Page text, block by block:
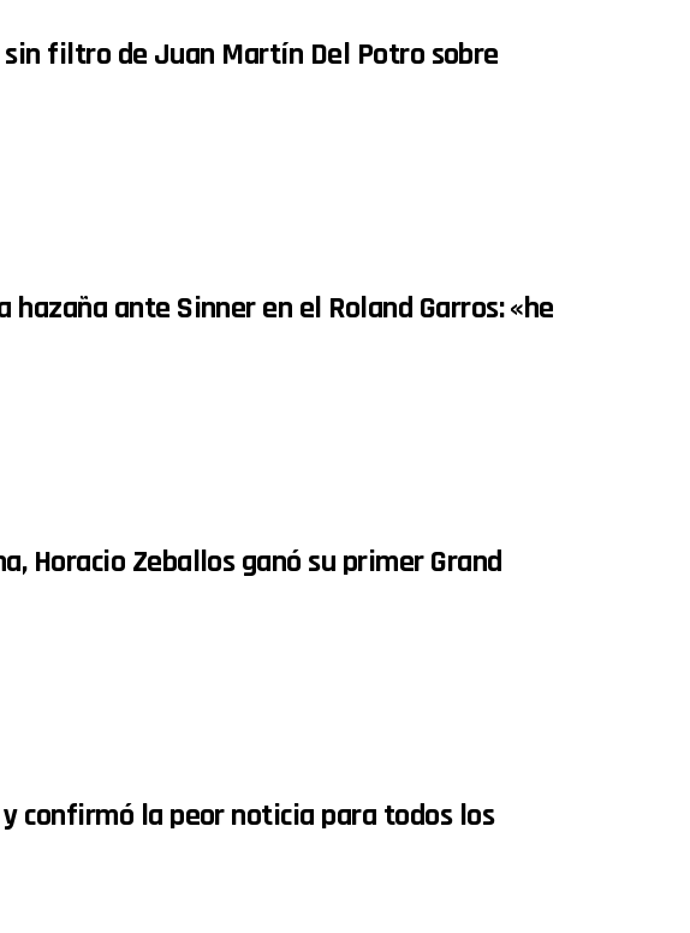
sin filtro de Juan Martín Del Potro sobre
ante Sinner en el Roland Garros: «he
Horacio Zeballos ganó su primer Grand
confirmó la peor noticia para todos los